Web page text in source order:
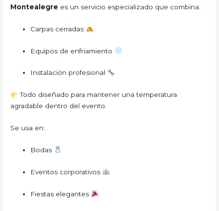
Montealegre es un servicio especializado que combina:
Carpas cerradas
Equipos de enfriamiento
Instalación profesional
Todo diseñado para mantener una temperatura
agradable dentro del evento.
Se usa en:
Bodas
Eventos corporativos
Fiestas elegantes